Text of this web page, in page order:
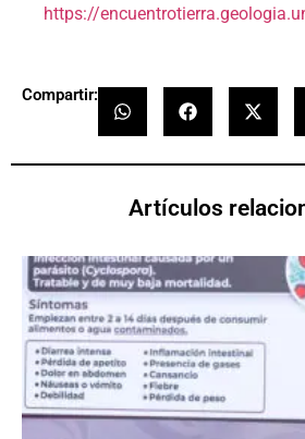
https://
Compartir:
Artículos